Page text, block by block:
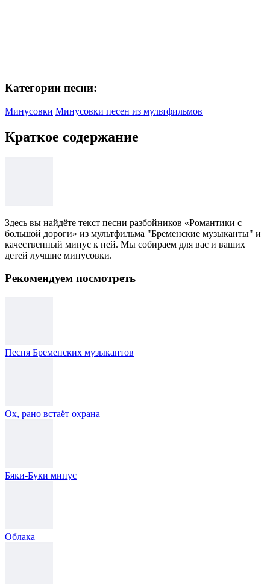
Категории песни:
Минусовки Минусовки песен из мультфильмов
Краткое содержание
Здесь вы найдёте текст песни разбойников «Романтики с
большой дороги» из мультфильма "Бременские музыканты" и
качественный минус к ней. Мы собираем для вас и ваших
детей лучшие минусовки.
Рекомендуем посмотреть
Песня Бременских музыкантов
Ох, рано встаёт охрана
Бяки-Буки минус
Облака